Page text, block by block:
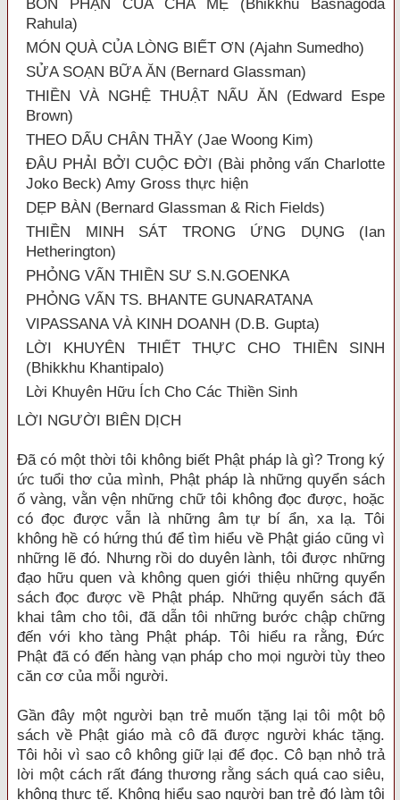
BỔN PHẬN CỦA CHA MẸ (Bhikkhu Basnagoda
Rahula)
MÓN QUÀ CỦA LÒNG BIẾT ƠN (Ajahn Sumedho)
SỬA SOẠN BỮA ĂN (Bernard Glassman)
THIỀN VÀ NGHỆ THUẬT NẤU ĂN (Edward Espe
Brown)
THEO DẤU CHÂN THẦY (Jae Woong Kim)
ĐÂU PHẢI BỞI CUỘC ĐỜI (Bài phỏng vấn Charlotte
Joko Beck) Amy Gross thực hiện
DẸP BÀN (Bernard Glassman & Rich Fields)
THIỀN MINH SÁT TRONG ỨNG DỤNG (Ian
Hetherington)
PHỎNG VẤN THIỀN SƯ S.N.GOENKA
PHỎNG VẤN TS. BHANTE GUNARATANA
VIPASSANA VÀ KINH DOANH (D.B. Gupta)
LỜI KHUYÊN THIẾT THỰC CHO THIỀN SINH
(Bhikkhu Khantipalo)
Lời Khuyên Hữu Ích Cho Các Thiền Sinh
LỜI NGƯỜI BIÊN DỊCH
Đã có một thời tôi không biết Phật pháp là gì? Trong ký
ức tuổi thơ của mình, Phật pháp là những quyển sách
ố vàng, vằn vện những chữ tôi không đọc được, hoặc
có đọc được vẫn là những âm tự bí ẩn, xa lạ. Tôi
không hề có hứng thú để tìm hiểu về Phật giáo cũng vì
những lẽ đó. Nhưng rồi do duyên lành, tôi được những
đạo hữu quen và không quen giới thiệu những quyển
sách đọc được về Phật pháp. Những quyển sách đã
khai tâm cho tôi, đã dẫn tôi những bước chập chững
đến với kho tàng Phật pháp. Tôi hiểu ra rằng, Đức
Phật đã có đến hàng vạn pháp cho mọi người tùy theo
căn cơ của mỗi người.
Gần đây một người bạn trẻ muốn tặng lại tôi một bộ
sách về Phật giáo mà cô đã được người khác tặng.
Tôi hỏi vì sao cô không giữ lại để đọc. Cô bạn nhỏ trả
lời một cách rất đáng thương rằng sách quá cao siêu,
không thực tế. Không hiểu sao người bạn trẻ đó làm tôi